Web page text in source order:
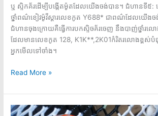
ឬ ស្ទិកគ័រដើម្បីបង្កើតម៉ូតដែលយើងចង់បាន។ ជំហានទី៥: ធ្
ថ្នាំពណ៌ខៀវម៉ូវីស្តារលេខកូត Y688* ជាពណ៌ដែលយើង
ជំហានចុងក្រោយគឺធ្វើការបកស្ទិចគ័រចេញ នឹងបាញ់ថ្នាំរល
ដែលមានលេខកូត 128, K1K**,2K01កំរិតរលោងខ្ពស់
អ្នកមើលទៅចាំង។
Read More »
Tutorial